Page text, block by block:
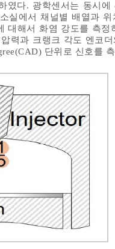
였다. 광학센서는 동시
실에서 채널별 배열과
대해서 화염 강도를 측
력과 크랭크 각도 엔코
단위로 신호를